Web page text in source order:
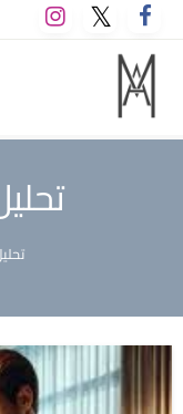
التخطي
إلى
المحتوى
M A hotels | إم ايه هوتيلز
الموقع الأول